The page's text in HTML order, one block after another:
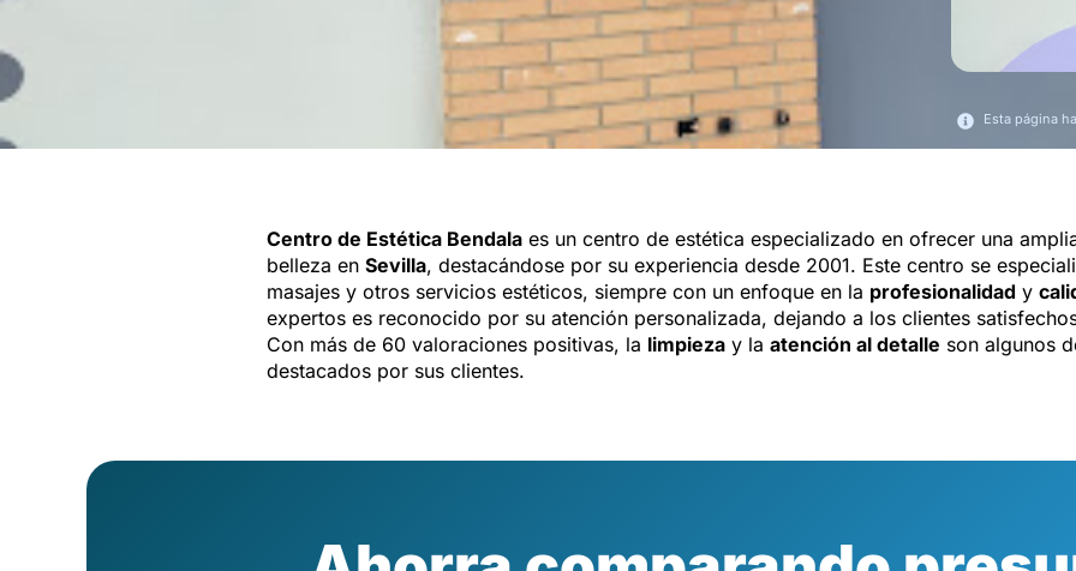
Esta página
Centro de Estética Bendala es un centro de estética especializado en ofrecer una
belleza en Sevilla, destacándose por su experiencia desde 2001. Este centro se
masajes y otros servicios estéticos, siempre con un enfoque en la profesionalidad y
expertos es reconocido por su atención personalizada, dejando a los clientes
Con más de 60 valoraciones positivas, la limpieza y la atención al detalle son algunos
destacados por sus clientes.